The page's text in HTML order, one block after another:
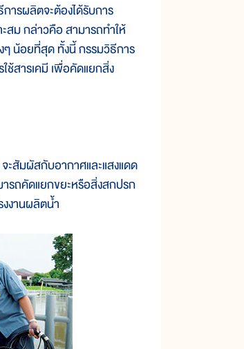
ผลิตจะต้องได้รับการ
สม กล่าวคือ สามารถทำให้
ๆ น้อยที่สุด ทั้งนี้ กรรมวิธีการ
ช้สารเคมี เพื่อคัดแยกสิ่ง
สัมผัสกับอากาศและแสงแดด
รถคัดแยกขยะหรือสิ่งสกปรก
งานผลิตน้ำ